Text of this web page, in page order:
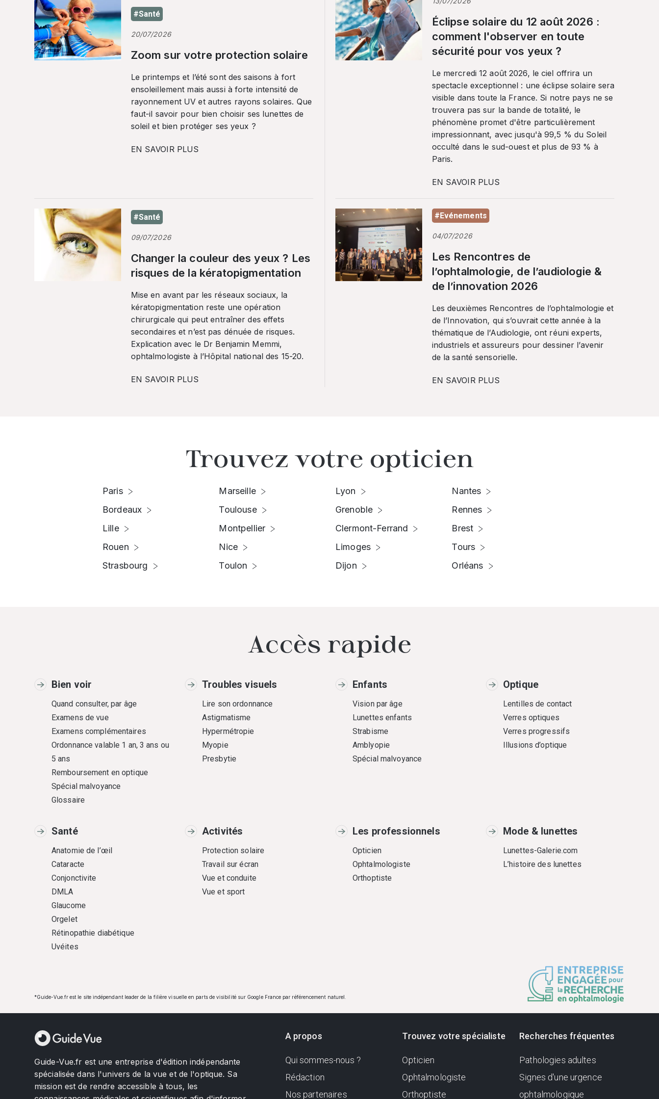
#Santé
20/07/2026
Zoom sur votre protection solaire
Le printemps et l’été sont des saisons à fort
ensoleillement mais aussi à forte intensité de
rayonnement UV et autres rayons solaires. Que
faut-il savoir pour bien choisir ses lunettes de
soleil et bien protéger ses yeux ?
EN SAVOIR PLUS
Éclipse solaire du 12 août 2026 :
comment l'observer en toute
sécurité pour vos yeux ?
Le mercredi 12 août 2026, le ciel offrira un
spectacle exceptionnel : une éclipse solaire sera
visible dans toute la France. Si notre pays ne se
trouvera pas sur la bande de totalité, le
phénomène promet d'être particulièrement
impressionnant, avec jusqu'à 99,5 % du Soleil
occulté dans le sud-ouest et plus de 93 % à
Paris.
EN SAVOIR PLUS
#Santé
09/07/2026
Changer la couleur des yeux ? Les
risques de la kératopigmentation
Mise en avant par les réseaux sociaux, la
kératopigmentation reste une opération
chirurgicale qui peut entraîner des effets
secondaires et n’est pas dénuée de risques.
Explication avec le Dr Benjamin Memmi,
ophtalmologiste à l’Hôpital national des 15-20.
EN SAVOIR PLUS
#Evénements
04/07/2026
Les Rencontres de
l’ophtalmologie, de l’audiologie &
de l’innovation 2026
Les deuxièmes Rencontres de l’ophtalmologie et
de l’Innovation, qui s’ouvrait cette année à la
thématique de l’Audiologie, ont réuni experts,
industriels et assureurs pour dessiner l’avenir
de la santé sensorielle.
EN SAVOIR PLUS
Trouvez votre opticien
Paris
Bordeaux
Lille
Rouen
Strasbourg
Marseille
Toulouse
Montpellier
Nice
Toulon
Lyon
Grenoble
Clermont-Ferrand
Limoges
Dijon
Nantes
Rennes
Brest
Tours
Orléans
Accès rapide
Bien voir
Quand consulter, par âge
Examens de vue
Examens complémentaires
Ordonnance valable 1 an, 3 ans ou
5 ans
Remboursement en optique
Spécial malvoyance
Glossaire
Troubles visuels
Lire son ordonnance
Astigmatisme
Hypermétropie
Myopie
Presbytie
Enfants
Vision par âge
Lunettes enfants
Strabisme
Amblyopie
Spécial malvoyance
Optique
Lentilles de contact
Verres optiques
Verres progressifs
Illusions d’optique
Santé
Anatomie de l’œil
Cataracte
Conjonctivite
DMLA
Glaucome
Orgelet
Rétinopathie diabétique
Uvéites
Activités
Protection solaire
Travail sur écran
Vue et conduite
Vue et sport
Les professionnels
Opticien
Ophtalmologiste
Orthoptiste
Mode & lunettes
Lunettes-Galerie.com
L’histoire des lunettes
*Guide-Vue.fr est le site indépendant leader de la filière visuelle en parts de visibilité sur Google France par référencement naturel.
Guide-Vue.fr est une entreprise d'édition indépendante
spécialisée dans l'univers de la vue et de l'optique. Sa
mission est de rendre accessible à tous, les
A propos
Qui sommes-nous ?
Rédaction
Nos partenaires
Trouvez votre spécialiste
Opticien
Ophtalmologiste
Orthoptiste
Recherches fréquentes
Pathologies adultes
Signes d'une urgence
ophtalmologique